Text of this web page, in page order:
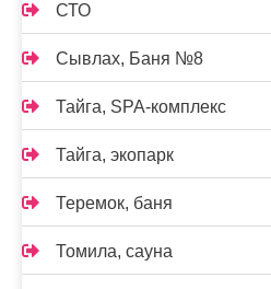
СТО
Сывлах, Баня №8
Тайга, SPA-комплекс
Тайга, экопарк
Теремок, баня
Томила, сауна